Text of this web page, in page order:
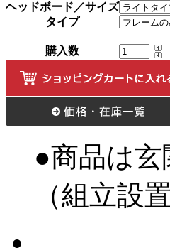
ヘッドボード／サイズ
タイプ
購入数
●商品は
（組立設